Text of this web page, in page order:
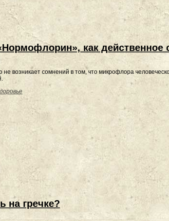
как
не возникает сомнений в том, что микрофлора
на гречке?